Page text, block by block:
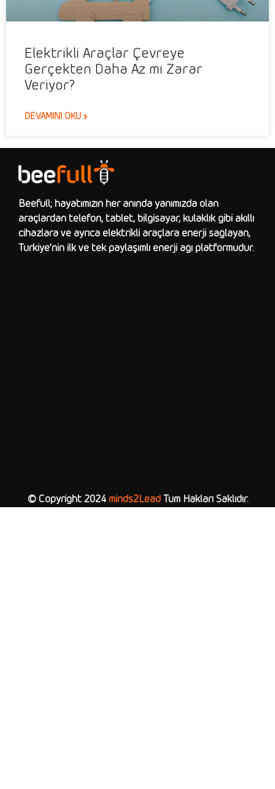
Elektrikli Araçlar Çevreye
Gerçekten Daha Az mı Zarar
Veriyor?
DEVAMINI OKU »
Beefull; hayatımızın her anında yanımızda olan
araçlardan telefon, tablet, bilgisayar, kulaklık gibi akıllı
cihazlara ve ayrıca elektrikli araçlara enerji sağlayan,
Türkiye’nin ilk ve tek paylaşımlı enerji ağı platformudur.
© Copyright 2024 minds2LeadTüm Hakları Saklıdır.